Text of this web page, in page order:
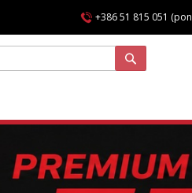
+386 51 815 051